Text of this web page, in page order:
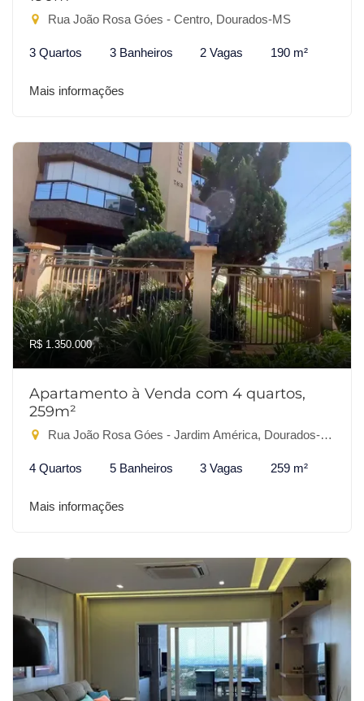
Rua João Rosa Góes - Centro, Dourados-MS
3 Quartos 3 Banheiros 2 Vagas 190 m²
Mais informações
R$ 1.350.000
Apartamento à Venda com 4 quartos,
259m²
Rua João Rosa Góes - Jardim América, Dourados-MS
4 Quartos 5 Banheiros 3 Vagas 259 m²
Mais informações